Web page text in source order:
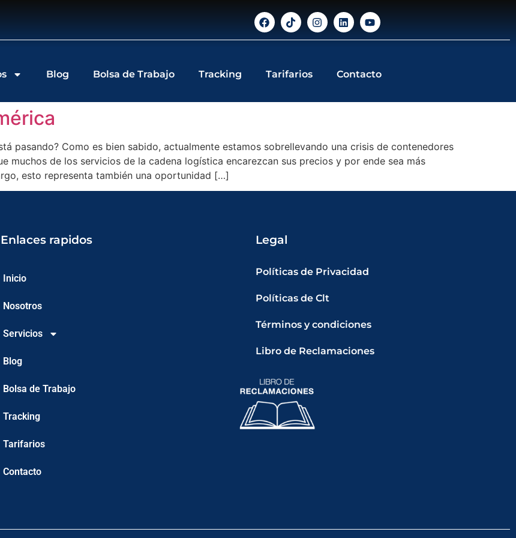
Blog Bolsa de Trabajo Tracking Tarifarios Contacto
pasando? Como es bien sabido, actualmente estamos sobrellevando una crisis de contenedores
muchos de los servicios de la cadena logística encarezcan sus precios y por ende sea más
esto representa también una oportunidad […]
Enlaces rapidos
Inicio
Nosotros
Servicios
Blog
Bolsa de Trabajo
Tracking
Tarifarios
Contacto
Legal
Políticas de Privacidad
Políticas de Clt
Términos y condiciones
Libro de Reclamaciones